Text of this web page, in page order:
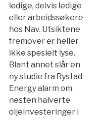
ledige, delvis ledige
eller arbeidssøkere
hos Nav. Utsiktene
fremover er heller
ikke spesielt lyse.
Blant annet slår en
ny studie fra Rystad
Energy alarm om
nesten halverte
oljeinvesteringer i